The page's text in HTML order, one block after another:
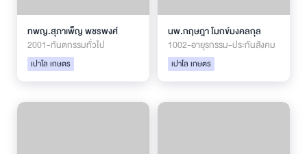
ทพญ.สุภาเพ็ญ พชรพงศ์
2001-ทันตกรรมทั่วไป
เปาโล เกษตร
นพ.กฤษฎา โมกข์มงคลกุล
1002-อายุรกรรม-ประกันสังคม
เปาโล เกษตร